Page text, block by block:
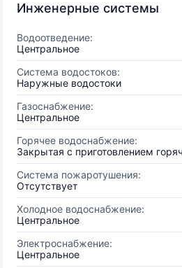
Инженерные системы
Водоотведение:
Центральное
Система водостоков:
Наружные водостоки
Газоснабжение:
Центральное
Горячее водоснабжение:
Закрытая с приготовлением
Система пожаротушения:
Отсутствует
Холодное водоснабжение:
Центральное
Электроснабжение:
Центральное